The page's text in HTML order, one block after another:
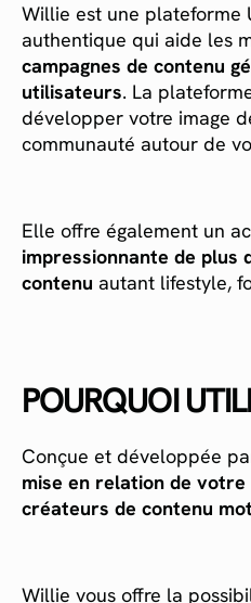
Willie est une plateforme
authentique qui aide les
campagnes de contenu
utilisateurs. La
développer votre image
communauté autour de
Elle offre également un
impressionnante de plus
contenu autant lifestyle,
POURQUOI
Conçue et développée
mise en relation de votre
créateurs de contenu
Willie vous offre la